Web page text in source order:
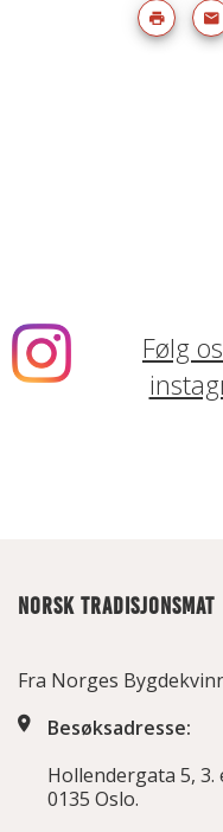
Følg
NORSK TRADISJONSMAT
Fra Norges
Besøksadresse:
Hollendergata 5, 3.
0135 Oslo.